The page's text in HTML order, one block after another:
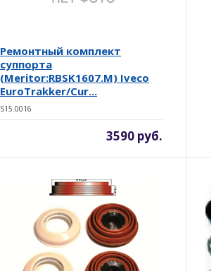
Ремонтный комплект
суппорта
(Meritor:RBSK1607.M) Iveco
EuroTrakker/Cur...
S15.0016
3590 руб.